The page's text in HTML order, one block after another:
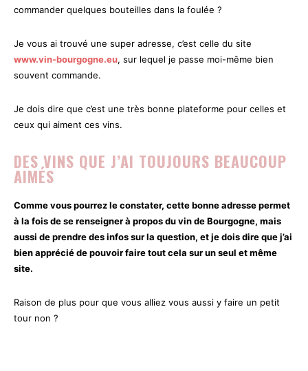
commander quelques bouteilles dans la foulée ?
Je vous ai trouvé une super adresse, c’est celle du site
www.vin-bourgogne.eu, sur lequel je passe moi-même bien
souvent commande.
Je dois dire que c’est une très bonne plateforme pour celles et
ceux qui aiment ces vins.
DES VINS QUE J’AI TOUJOURS BEAUCOUP
AIMÉS
Comme vous pourrez le constater, cette bonne adresse permet
à la fois de se renseigner à propos du vin de Bourgogne, mais
aussi de prendre des infos sur la question, et je dois dire que j’ai
bien apprécié de pouvoir faire tout cela sur un seul et même
site.
Raison de plus pour que vous alliez vous aussi y faire un petit
tour non ?